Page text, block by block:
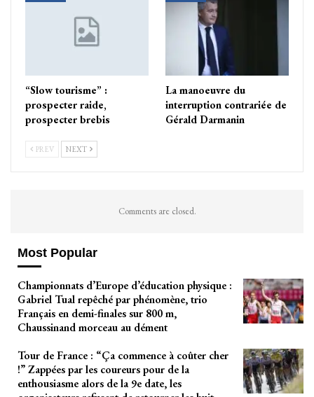
“Slow tourisme” :
prospecter raide,
prospecter brebis
La manoeuvre du
interruption contrariée de
Gérald Darmanin
PREV NEXT
Comments are closed.
Most Popular
Championnats d’Europe d’éducation physique :
Gabriel Tual repêché par phénomène, trio
Français en demi-finales sur 800 m,
Chaussinand morceau au dément
Tour de France : “Ça commence à coûter cher
!” Zappées par les coureurs pour de la
enthousiasme alors de la 9e date, les